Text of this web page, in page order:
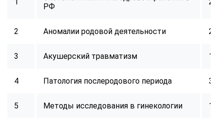
РФ
2 Аномалии родовой деятельности 24
3 Акушерский травматизм 16
4 Патология послеродового периода 32
5 Методы исследования в гинекологии 16